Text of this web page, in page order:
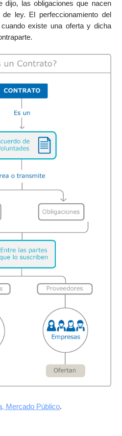
dijo, las obligaciones que nacen
ley. El perfeccionamiento del
existe una oferta y dicha
Mercado Público.